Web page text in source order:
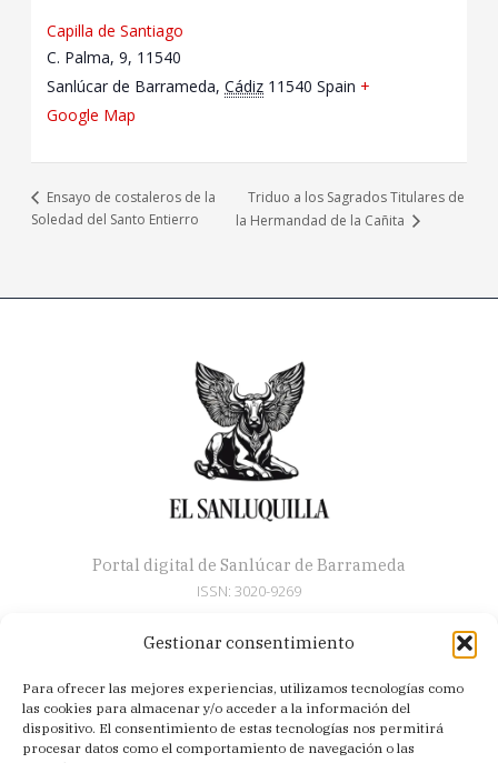
Gestionar consentimiento
Para ofrecer las mejores experiencias, utilizamos tecnologías como
las cookies para almacenar y/o acceder a la información del
dispositivo. El consentimiento de estas tecnologías nos permitirá
procesar datos como el comportamiento de navegación o las
Capilla de Santiago
C. Palma, 9, 11540
Sanlúcar de Barrameda, Cádiz 11540 Spain +
Google Map
Ensayo de costaleros de la
Soledad del Santo Entierro
Triduo a los Sagrados Titulares de
la Hermandad de la Cañita
Portal digital de Sanlúcar de Barrameda
ISSN: 3020-9269
Artículos
Semana Santa